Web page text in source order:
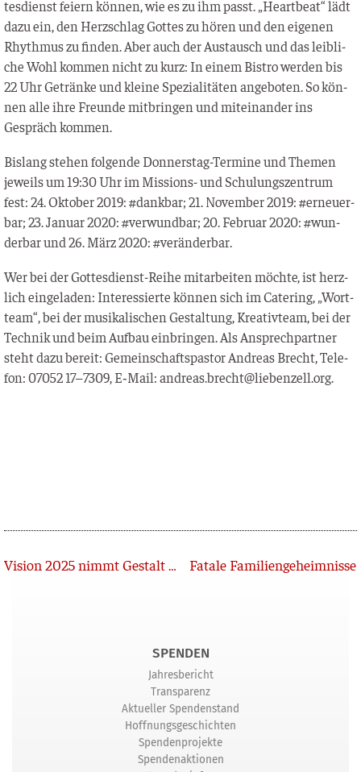
tes­dienst fei­ern kön­nen, wie es zu ihm passt. „Heart­beat“ lädt
dazu ein, den Herz­schlag Got­tes zu hören und den eige­nen
Rhyth­mus zu fin­den. Aber auch der Aus­tausch und das leib­li­
che Wohl kom­men nicht zu kurz: In einem Bis­tro wer­den bis
22 Uhr Geträn­ke und klei­ne Spe­zia­li­tä­ten ange­bo­ten. So kön­
nen alle ihre Freun­de mit­brin­gen und mit­ein­an­der ins
Gespräch kommen.
Bis­lang ste­hen fol­gen­de Don­ners­tag-Ter­mi­ne und The­men
jeweils um 19:30 Uhr im Mis­si­ons- und Schu­lungs­zen­trum
fest: 24. Okto­ber 2019: #dank­bar; 21. Novem­ber 2019: #erneu­er­
bar; 23. Janu­ar 2020: #ver­wund­bar; 20. Febru­ar 2020: #wun­
der­bar und 26. März 2020: #ver­än­der­bar.
Wer bei der Got­tes­dienst-Rei­he mit­ar­bei­ten möch­te, ist herz­
lich ein­ge­la­den: Inter­es­sier­te kön­nen sich im Cate­ring, „Wort­
team“, bei der musi­ka­li­schen Gestal­tung, Krea­tiv­team, bei der
Tech­nik und beim Auf­bau ein­brin­gen. Als Ansprech­part­ner
steht dazu bereit: Gemein­schafts­pas­tor Andre­as Brecht, Tele­
fon: 07052 17–7309, E‑Mail: andreas.brecht@liebenzell.org.
Zurück Vision 2025 nimmt Gestalt an Fatale Familiengeheimnisse
SPENDEN
Jahresbericht
Transparenz
Aktueller Spendenstand
Hoffnungsgeschichten
Spendenprojekte
Spendenaktionen